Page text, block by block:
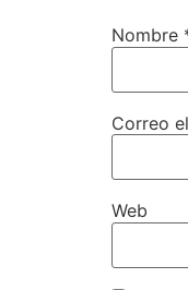
Nombre
Correo
Web